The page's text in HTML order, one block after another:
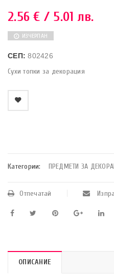
2.56€ / 5.01 лв.
ИЗЧЕРПАН
СЕП:802426
Сухи топки за декорация
Категории: ПРЕДМЕТИ ЗА
Отпечатай
ОПИСАНИЕ